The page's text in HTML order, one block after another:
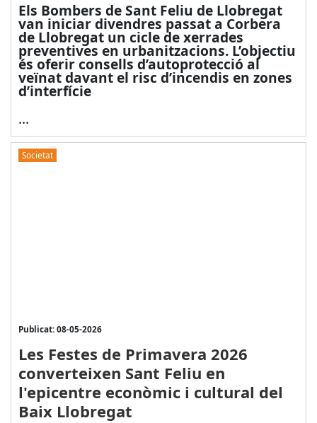
Els Bombers de Sant Feliu de Llobregat
van iniciar divendres passat a Corbera
de Llobregat un cicle de xerrades
preventives en urbanitzacions. L’objectiu
és oferir consells d’autoprotecció al
veïnat davant el risc d’incendis en zones
d’interfície
...
Societat
Publicat: 08-05-2026
Les Festes de Primavera 2026
converteixen Sant Feliu en
l'epicentre econòmic i cultural del
Baix Llobregat